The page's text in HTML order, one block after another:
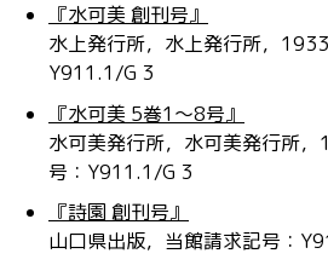
『水可美 創刊号』
水上発行所，水上発行所，
Y911.1/G 3
『水可美 5巻1～8号』
水可美発行所，水可美発行所
号：Y911.1/G 3
『詩園 創刊号』
山口県出版，当館請求記号：